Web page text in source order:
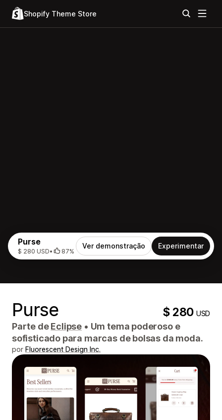
Shopify Theme Store
Purse
$ 280 USD• 87%
Ver demonstração Experimentar
Purse $ 280USD
Parte deEclipse • Um tema poderoso e
sofisticado para marcas de bolsas da moda.
por Fluorescent Design Inc.